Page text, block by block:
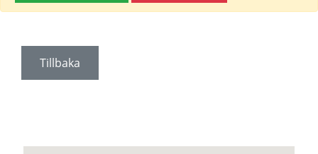
Tillbaka